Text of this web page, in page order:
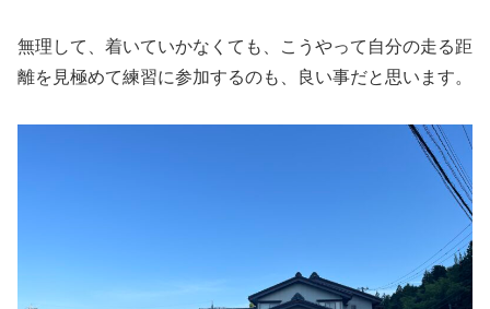
無理して、着いていかなくても、こうやって自分の走る距
離を見極めて練習に参加するのも、良い事だと思います。